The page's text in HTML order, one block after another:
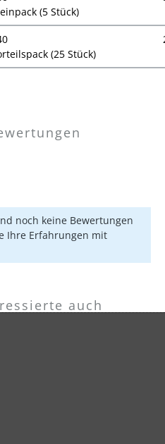
(5 Stück)
(25 Stück)
noch keine Bewertungen
Ihre Erfahrungen mit
auch